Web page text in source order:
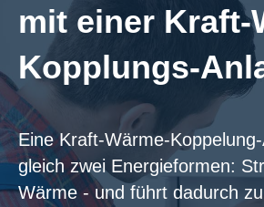
mit einer Kraft-
Kopplungs-
Eine Kraft-Wärme-
gleich zwei Energieformen:
Wärme - und führt dadurch